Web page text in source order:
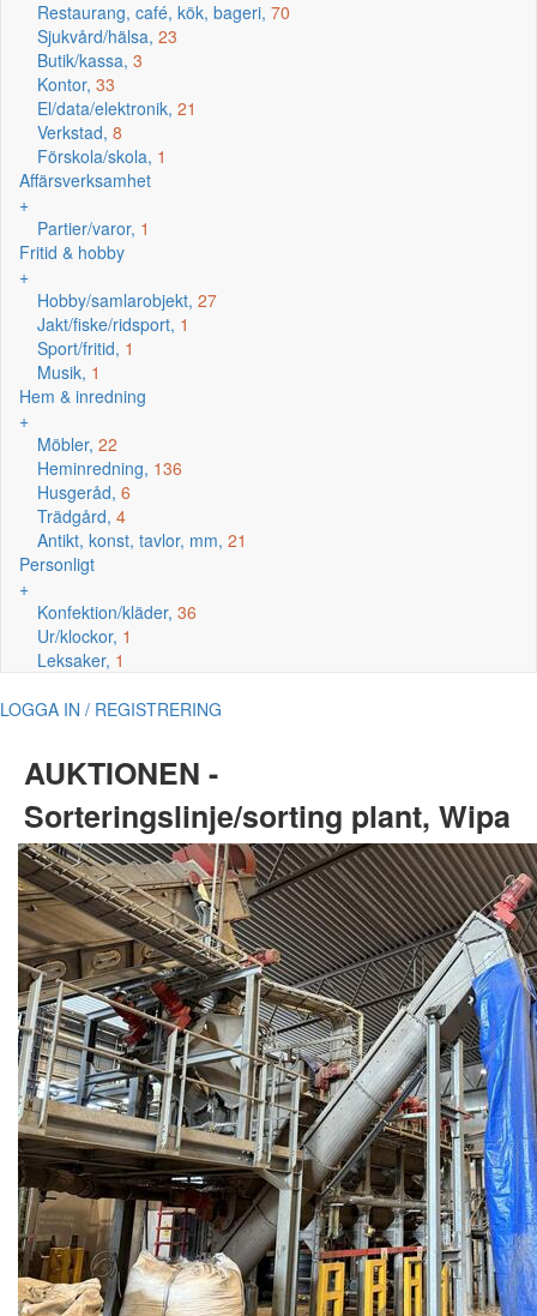
Restaurang, café, kök, bageri, 70
Sjukvård/hälsa, 23
Butik/kassa, 3
Kontor, 33
El/data/elektronik, 21
Verkstad, 8
Förskola/skola, 1
Affärsverksamhet
+
Partier/varor, 1
Fritid & hobby
+
Hobby/samlarobjekt, 27
Jakt/fiske/ridsport, 1
Sport/fritid, 1
Musik, 1
Hem & inredning
+
Möbler, 22
Heminredning, 136
Husgeråd, 6
Trädgård, 4
Antikt, konst, tavlor, mm, 21
Personligt
+
Konfektion/kläder, 36
Ur/klockor, 1
Leksaker, 1
LOGGA IN / REGISTRERING
AUKTIONEN -
Sorteringslinje/sorting plant, Wipa